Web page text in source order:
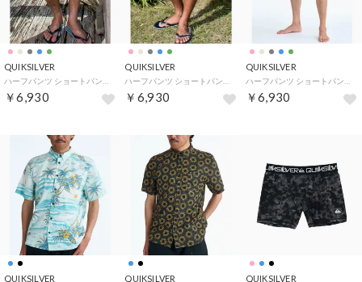
QUIKSILVER
￥6,930
QUIKSILVER
￥6,930
QUIKSILVER
￥6,930
QUIKSILVER QUIKSILVER QUIKSILVER